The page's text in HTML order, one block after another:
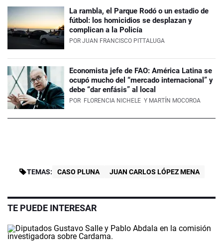
La rambla, el Parque Rodó o un estadio de
fútbol: los homicidios se desplazan y
complican a la Policía
POR JUAN FRANCISCO PITTALUGA
Economista jefe de FAO: América Latina se
ocupó mucho del “mercado internacional” y
debe “dar enfásis” al local
POR FLORENCIA NICHELE Y MARTÍN MOCOROA
TEMAS: CASO PLUNA JUAN CARLOS LÓPEZ MENA
TE PUEDE INTERESAR